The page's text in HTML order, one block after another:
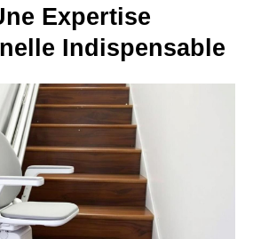
Expertise
Indispensable